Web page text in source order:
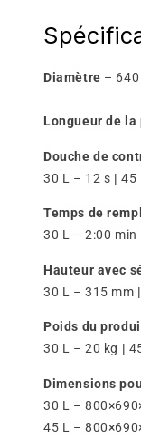
Diamètre –
Longueur de la
Douche de
30 L – 12 s | 45
Temps de
30 L – 2:00 min
Hauteur avec
30 L – 315 mm |
Poids du
30 L – 20 kg |
Dimensions
30 L –
45 L –